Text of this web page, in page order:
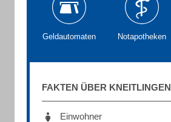
Geldautomaten Notapotheken
FAKTEN ÜBER KNEITLINGEN
Einwohner